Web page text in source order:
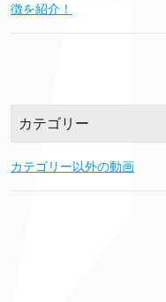
徴を紹介！
カテゴリー
カテゴリー以外の動画